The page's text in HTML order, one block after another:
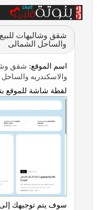
شقق وشاليهات للبيع
والساحل الشمالى
اسم الموقع: شقق
والاسكندريه
لقطة شاشة للموقع
سوف يتم توجيهك إلى